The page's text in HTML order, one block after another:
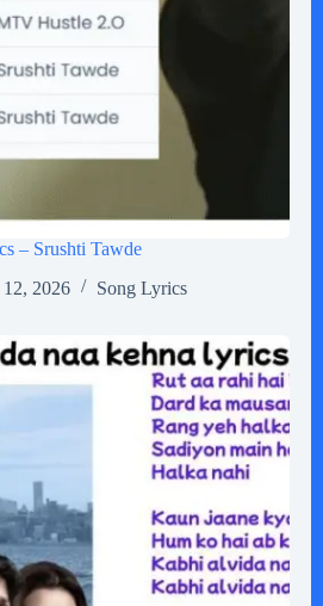
– Srushti Tawde
2026 Song Lyrics